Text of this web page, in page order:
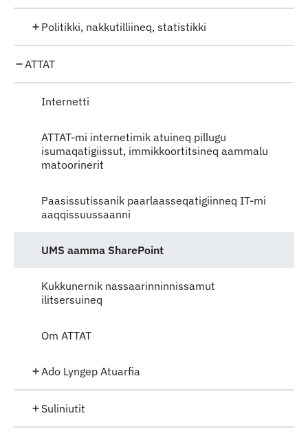
Politikki, nakkutilliineq, statistikki
ATTAT
Internetti
ATTAT-mi internetimik atuineq pillugu
isumaqatigiissut, immikkoortitsineq aammalu
matoorinerit
Paasissutissanik paarlaasseqatigiinneq IT-mi
aaqqissuussaanni
UMS aamma SharePoint
Kukkunernik nassaarinninnissamut
ilitsersuineq
Om ATTAT
Ado Lyngep Atuarfia
Suliniutit